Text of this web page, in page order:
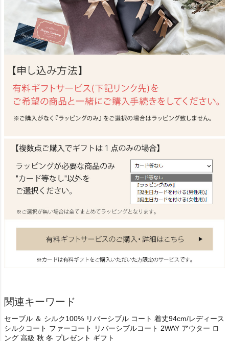
関連キーワード
セーブル ＆ シルク100% リバーシブル コート 着丈94cm/レディース
シルクコート ファーコート リバーシブルコート 2WAY アウター ロ
ング 高級 秋 冬 プレゼント ギフト